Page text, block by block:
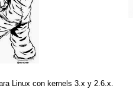
Linux con kernels 3.x y 2.6.x.